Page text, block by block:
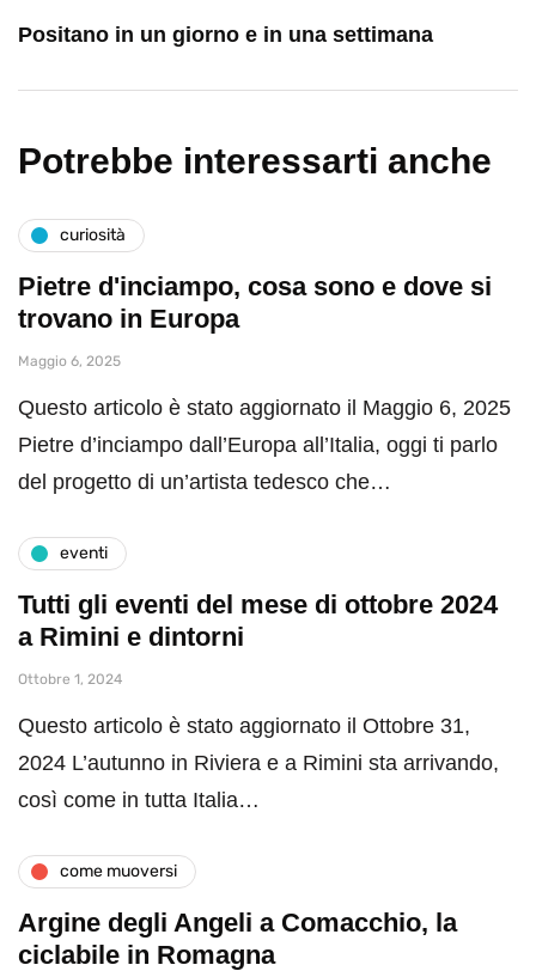
Positano in un giorno e in una settimana
Potrebbe interessarti anche
curiosità
Pietre d'inciampo, cosa sono e dove si
trovano in Europa
Maggio 6, 2025
Questo articolo è stato aggiornato il Maggio 6, 2025
Pietre d’inciampo dall’Europa all’Italia, oggi ti parlo
del progetto di un’artista tedesco che…
eventi
Tutti gli eventi del mese di ottobre 2024
a Rimini e dintorni
Ottobre 1, 2024
Questo articolo è stato aggiornato il Ottobre 31,
2024 L’autunno in Riviera e a Rimini sta arrivando,
così come in tutta Italia…
come muoversi
Argine degli Angeli a Comacchio, la
ciclabile in Romagna